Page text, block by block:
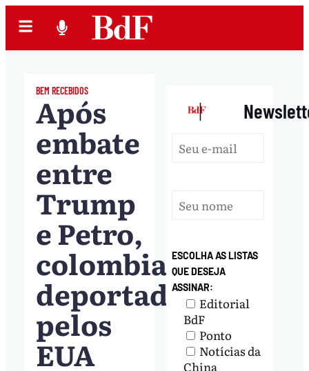
BEM RECEBIDOS
Após
embate
entre
Trump
e Petro,
colombianos
deportados
pelos
EUA
|
ESCOLHA AS LISTAS
QUE DESEJA
ASSINAR:
Editorial
BdF
Ponto
Notícias da
China